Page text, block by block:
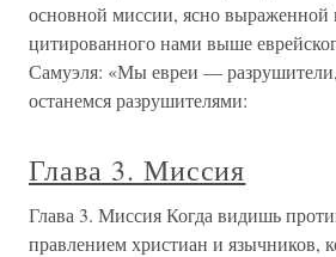
основной миссии, ясно выраженной
цитированного нами выше
Самуэля: «Мы евреи — разрушители,
останемся разрушителями:
Глава 3. Миссия
Глава 3. Миссия Когда видишь
правлением христиан и язычников,